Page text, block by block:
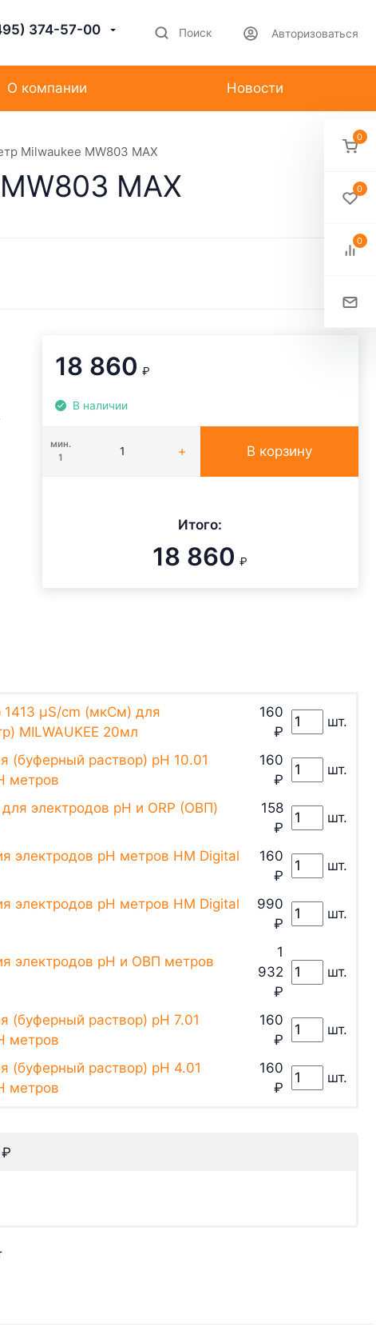
374-57-00 Поиск Авторизоваться
О компании Новости
Milwaukee MW803 MAX
MAX
18 860 ₽
В наличии
мин.
1
В корзину
Итого:
18 860 ₽
1413 µS/cm (мкСм) для
MILWAUKEE 20мл
160
₽
шт.
(буферный раствор) pH 10.01
метров
160
₽
шт.
электродов pH и ORP (ОВП)
158
₽
шт.
электродов pH метров HM Digital
160
₽
шт.
электродов pH метров HM Digital
990
₽
шт.
электродов pH и ОВП метров
1
932
₽
шт.
(буферный раствор) pH 7.01
метров
160
₽
шт.
(буферный раствор) pH 4.01
метров
160
₽
шт.
₽
0
0
0